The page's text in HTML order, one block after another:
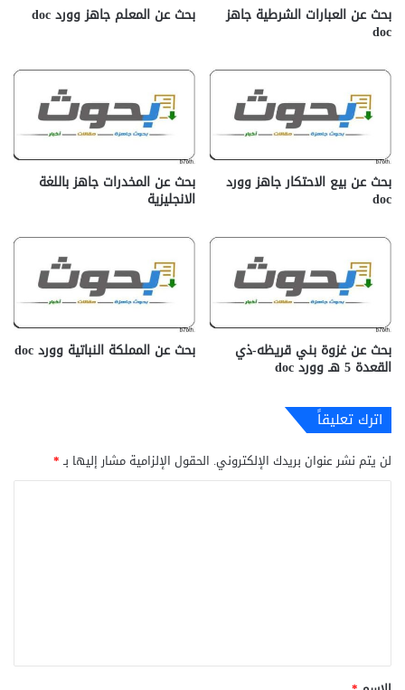
بحث عن العبارات الشرطية جاهز
doc‎
بحث عن المعلم جاهز وورد doc
بحث عن بيع الاحتكار جاهز وورد
doc
بحث عن المخدرات جاهز باللغة
الانجليزية
بحث عن غزوة بني قريظه-ذي
القعدة 5 هـ وورد doc
بحث عن المملكة النباتية وورد doc
اترك تعليقاً
لن يتم نشر عنوان بريدك الإلكتروني. الحقول الإلزامية مشار إليها بـ*
*